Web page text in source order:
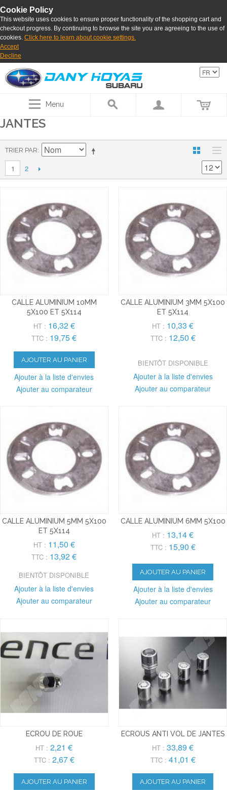
Cookie Policy
This website uses cookies to ensure proper functionality of the shopping cart and
checkout progress. By continuing to browse the site you are agreeing to the use of
cookies. Click here to learn about cookie settings.
Accept
Decline
Menu
JANTES
TRIER PAR
1 2
CALLE ALUMINIUM 10MM
5X100 ET 5X114
HT : 16,32 €
TTC : 19,75 €
AJOUTER AU PANIER
Ajouter à la liste d'envies
Ajouter au comparateur
CALLE ALUMINIUM 3MM 5X100
ET 5X114
HT : 10,33 €
TTC : 12,50 €
BIENTÔT DISPONIBLE
Ajouter à la liste d'envies
Ajouter au comparateur
CALLE ALUMINIUM 5MM 5X100
ET 5X114
HT : 11,50 €
TTC : 13,92 €
BIENTÔT DISPONIBLE
Ajouter à la liste d'envies
Ajouter au comparateur
CALLE ALUMINIUM 6MM 5X100
HT : 13,14 €
TTC : 15,90 €
AJOUTER AU PANIER
Ajouter à la liste d'envies
Ajouter au comparateur
ECROU DE ROUE
HT : 2,21 €
TTC : 2,67 €
AJOUTER AU PANIER
ECROUS ANTI VOL DE JANTES
HT : 33,89 €
TTC : 41,01 €
AJOUTER AU PANIER